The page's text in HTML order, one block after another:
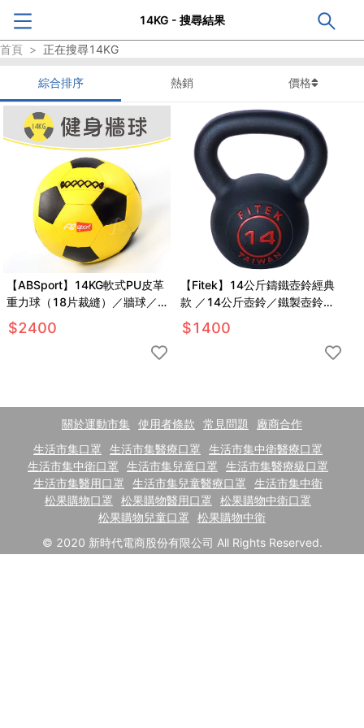
14KG - 搜尋結果
首頁 > 正在搜尋14KG
綜合排序 熱銷 價格
【ABSport】14KG軟式PU皮革
重力球（18片裁縫）／牆球／
重量球／藥球／復健球／平衡訓
練球
$2400
【Fitek】14公斤鑄鐵壺鈴經典
款 ／14公斤壺鈴／鐵製壺鈴／
體能訓練／核心訓練重訓
$1400
關於運動市集 使用者條款 常見問題
廠商合作
生活市集口罩
生活市集醫療口罩
生活市集中衛醫療口罩
生活市集中衛口罩
生活市集兒童口罩
生活市集醫療級口罩
生活市集醫用口罩
生活市集兒童醫療口罩
生活市集中衛
松果購物口罩
松果購物醫用口罩
松果購物中衛口罩
松果購物兒童口罩
松果購物中衛
© 2020 新時代電商股份有限公司 All Rights Reserved.